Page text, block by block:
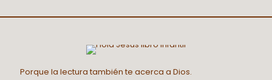
Porque la lectura también te acerca a Dios.